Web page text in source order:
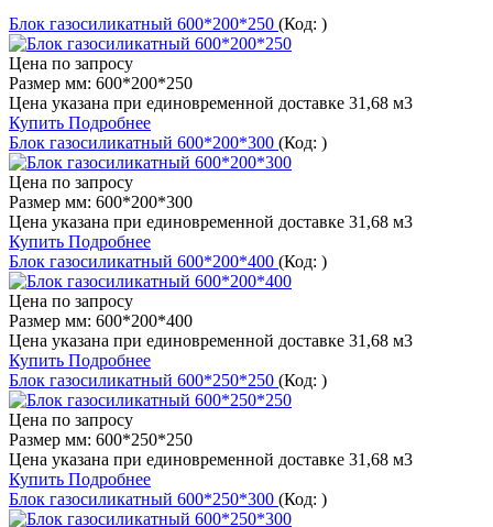
Блок газосиликатный 600*200*250 (Код: )
Цена по запросу
Размер мм: 600*200*250
Цена указана при единовременной доставке 31,68 м3
Купить Подробнее
Блок газосиликатный 600*200*300 (Код: )
Цена по запросу
Размер мм: 600*200*300
Цена указана при единовременной доставке 31,68 м3
Купить Подробнее
Блок газосиликатный 600*200*400 (Код: )
Цена по запросу
Размер мм: 600*200*400
Цена указана при единовременной доставке 31,68 м3
Купить Подробнее
Блок газосиликатный 600*250*250 (Код: )
Цена по запросу
Размер мм: 600*250*250
Цена указана при единовременной доставке 31,68 м3
Купить Подробнее
Блок газосиликатный 600*250*300 (Код: )